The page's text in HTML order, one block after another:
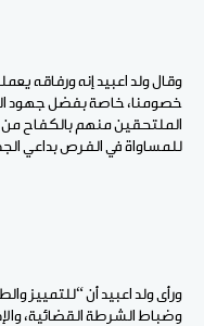
وقال ولد اعبيد إنه ورفاقه
خصومنا، خاصة بفضل جهود
الملتحقين منهم بالكفاح من
للمساواة في الفرص بداعي
ورأى ولد اعبيد أن “للتمييز
وضباط الشرطة القضائية،